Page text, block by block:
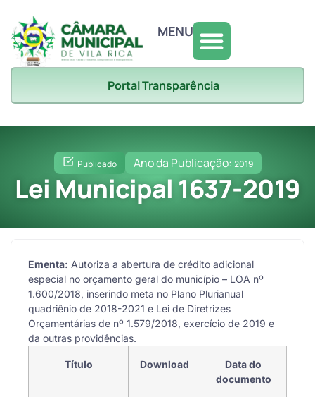
MENU
Portal Transparência
Publicado Ano da Publicação: 2019
Lei Municipal 1637-2019
Ementa: Autoriza a abertura de crédito adicional
especial no orçamento geral do município – LOA nº
1.600/2018, inserindo meta no Plano Plurianual
quadriênio de 2018-2021 e Lei de Diretrizes
Orçamentárias de nº 1.579/2018, exercício de 2019 e
da outras providências.
Título Download
Data do
documento